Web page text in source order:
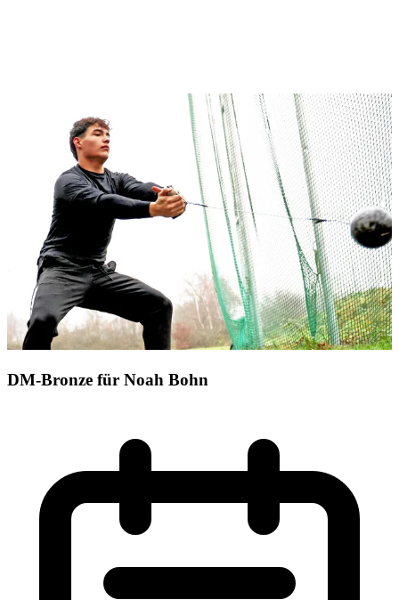
DM-Bronze für Noah Bohn